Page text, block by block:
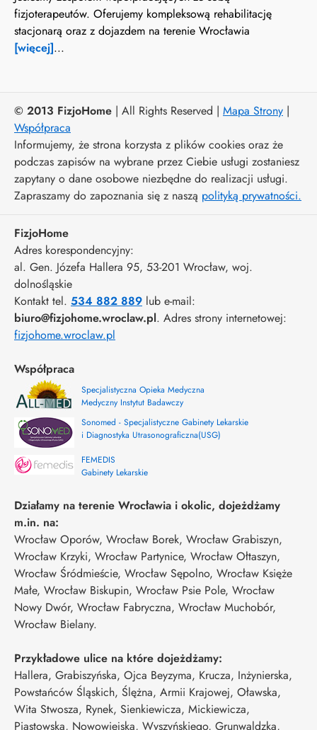
fizjoterapeutów. Oferujemy kompleksową rehabilitację
stacjonarą oraz z dojazdem na terenie Wrocławia
[więcej]...
© 2013 FizjoHome | All Rights Reserved | Mapa Strony |
Współpraca
Informujemy, że strona korzysta z plików cookies oraz że
podczas zapisów na wybrane przez Ciebie usługi zostaniesz
zapytany o dane osobowe niezbędne do realizacji usługi.
Zapraszamy do zapoznania się z naszą polityką prywatności.
FizjoHome
Adres korespondencyjny:
al. Gen. Józefa Hallera 95, 53-201 Wrocław, woj.
dolnośląskie
Kontakt tel. 534 882 889 lub e-mail:
biuro@fizjohome.wroclaw.pl. Adres strony internetowej:
fizjohome.wroclaw.pl
Współpraca
Specjalistyczna Opieka Medyczna
Medyczny Instytut Badawczy
Sonomed - Specjalistyczne Gabinety Lekarskie
i Diagnostyka Utrasonograficzna(USG)
FEMEDIS
Gabinety Lekarskie
Działamy na terenie Wrocławia i okolic, dojeżdżamy
m.in. na:
Wrocław Oporów, Wrocław Borek, Wrocław Grabiszyn,
Wrocław Krzyki, Wrocław Partynice, Wrocław Ołtaszyn,
Wrocław Śródmieście, Wrocław Sępolno, Wrocław Księże
Małe, Wrocław Biskupin, Wrocław Psie Pole, Wrocław
Nowy Dwór, Wrocław Fabryczna, Wrocław Muchobór,
Wrocław Bielany.
Przykładowe ulice na które dojeżdżamy:
Hallera, Grabiszyńska, Ojca Beyzyma, Krucza, Inżynierska,
Powstańców Śląskich, Ślężna, Armii Krajowej, Oławska,
Wita Stwosza, Rynek, Sienkiewicza, Mickiewicza,
Piastowska, Nowowiejska, Wyszyńskiego, Grunwaldzka,